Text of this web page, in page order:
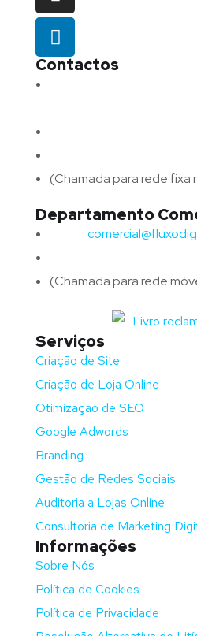
Contactos
(Chamada para rede fixa
Departamento
(Chamada para rede
Serviços
Criação de Site
Criação de Loja Online
Otimização de SEO
Google Adwords
Branding
Gestão de Redes Sociais
Auditoria a Lojas Online
Consultoria de Marketing
Informações
Sobre Nós
Política de Cookies
Política de Privacidade